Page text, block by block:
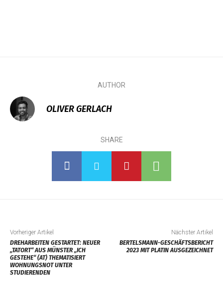
AUTHOR
OLIVER GERLACH
SHARE
Vorheriger Artikel
DREHARBEITEN GESTARTET: NEUER
„TATORT“ AUS MÜNSTER „ICH
GESTEHE“ (AT) THEMATISIERT
WOHNUNGSNOT UNTER
STUDIERENDEN
Nächster Artikel
BERTELSMANN-GESCHÄFTSBERICHT
2023 MIT PLATIN AUSGEZEICHNET